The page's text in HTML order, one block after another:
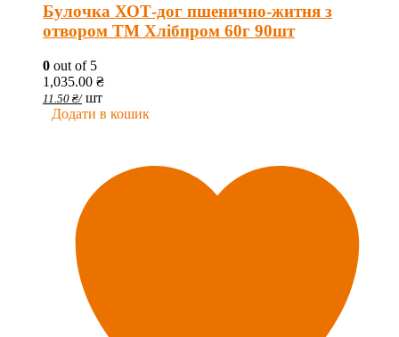
Булочка ХОТ-дог пшенично-житня з
отвором ТМ Хлібпром 60г 90шт
0 out of 5
1,035.00 ₴
11.50 ₴/ шт
Додати в кошик